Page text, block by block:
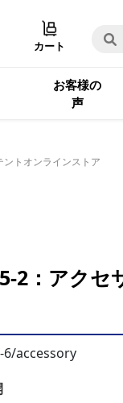
カート
お客様の
声
トオンラインストア
2：アクセ
accessory